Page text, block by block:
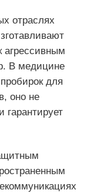
отраслях
агрессивным
В медицине
для
оно не